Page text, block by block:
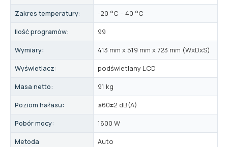
Zakres temperatury:
-20 °C – 40 °C
Ilość programów:
99
Wymiary:
413 mm x 519 mm x 723 mm (WxDxS)
Wyświetlacz:
podświetlany LCD
Masa netto:
91 kg
Poziom hałasu:
≤60±2 dB(A)
Pobór mocy:
1600 W
Metoda
Auto